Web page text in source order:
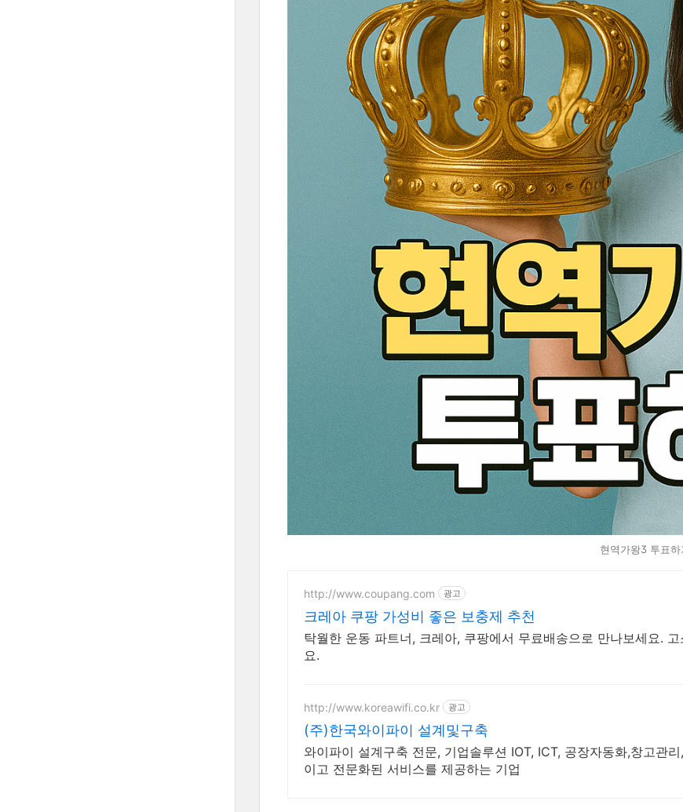
현역가왕3 투표하
http://www.coupang.com 광고
크레아 쿠팡 가성비 좋은 보충제 추천
탁월한 운동 파트너, 크레아, 쿠팡에서 무료배송으로 만나보세요.
요.
http://www.koreawifi.co.kr 광고
(주)한국와이파이 설계및구축
와이파이 설계구축 전문, 기업솔루션 IOT, ICT, 공장자동화,창고관
이고 전문화된 서비스를 제공하는 기업